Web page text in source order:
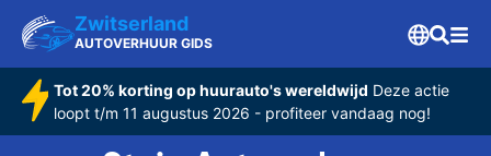
Zwitserland
AUTOVERHUUR GIDS
Tot 20% korting op huurauto's wereldwijd Deze actie
loopt t/m 11 augustus 2026 - profiteer vandaag nog!